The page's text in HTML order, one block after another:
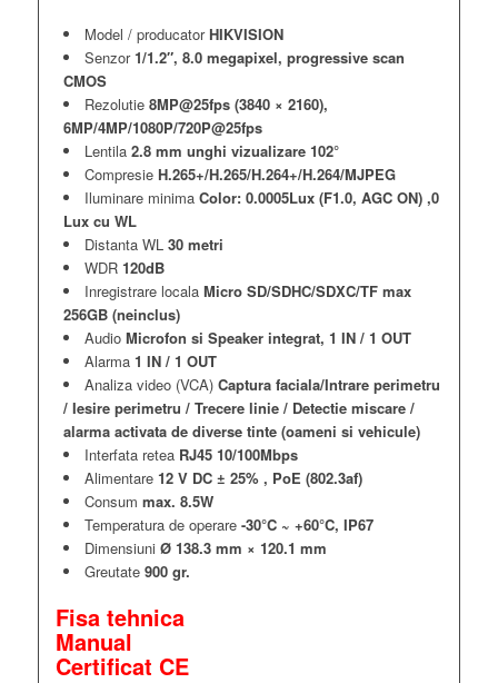
Model / producator HIKVISION
Senzor 1/1.2″, 8.0 megapixel, progressive scan
CMOS
Rezolutie 8MP@25fps (3840 × 2160),
6MP/4MP/1080P/720P@25fps
Lentila 2.8 mm unghi vizualizare 102°
Compresie H.265+/H.265/H.264+/H.264/MJPEG
Iluminare minima Color: 0.0005Lux (F1.0, AGC ON) ,0
Lux cu WL
Distanta WL 30 metri
WDR 120dB
Inregistrare locala Micro SD/SDHC/SDXC/TF max
256GB (neinclus)
Audio Microfon si Speaker integrat, 1 IN / 1 OUT
Alarma 1 IN / 1 OUT
Analiza video (VCA) Captura faciala/Intrare perimetru
/ Iesire perimetru / Trecere linie / Detectie miscare /
alarma activata de diverse tinte (oameni si vehicule)
Interfata retea RJ45 10/100Mbps
Alimentare 12 V DC ± 25% , PoE (802.3af)
Consum max. 8.5W
Temperatura de operare -30°C ~ +60°C, IP67
Dimensiuni Ø 138.3 mm × 120.1 mm
Greutate 900 gr.
Fisa tehnica
Manual
Certificat CE